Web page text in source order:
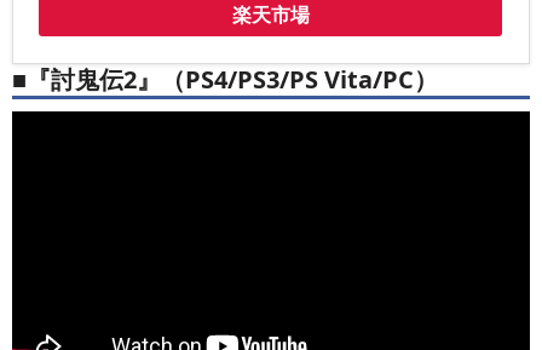
楽天市場
■『討鬼伝2』（PS4/PS3/PS Vita/PC）